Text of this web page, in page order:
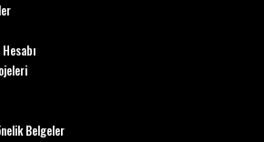
Belgeler